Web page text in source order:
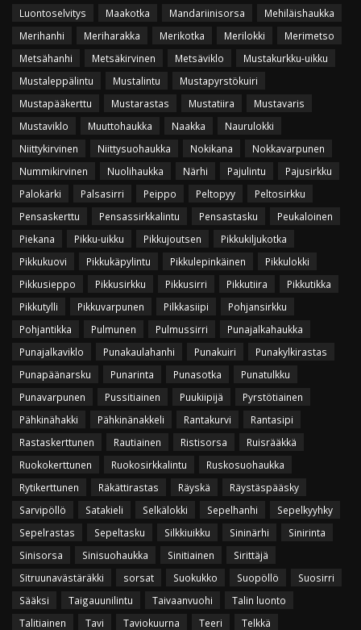
Luontoselvitys
Maakotka Mandariinisorsa
Mehiläishaukka
Merihanhi
Meriharakka Merikotka Merilokki
Merimetso
Metsähanhi
Metsäkirvinen Metsäviklo
Mustakurkku-uikku
Mustaleppälintu
Mustalintu
Mustapyrstökuiri
Mustapääkerttu
Mustarastas Mustatiira
Mustavaris
Mustaviklo
Muuttohaukka Naakka
Naurulokki
Niittykirvinen
Niittysuohaukka Nokikana
Nokkavarpunen
Nummikirvinen
Nuolihaukka Närhi Pajulintu
Pajusirkku
Palokärki
Palsasirri Peippo Peltopyy
Peltosirkku
Pensaskerttu
Pensassirkkalintu Pensastasku
Peukaloinen
Piekana
Pikku-uikku Pikkujoutsen
Pikkukiljukotka
Pikkukuovi
Pikkukäpylintu Pikkulepinkäinen
Pikkulokki
Pikkusieppo
Pikkusirkku Pikkusirri Pikkutiira
Pikkutikka
Pikkutylli
Pikkuvarpunen Pilkkasiipi
Pohjansirkku
Pohjantikka
Pulmunen Pulmussirri
Punajalkahaukka
Punajalkaviklo
Punakaulahanhi Punakuiri
Punakylkirastas
Punapäänarsku
Punarinta Punasotka
Punatulkku
Punavarpunen
Pussitiainen Puukiipijä
Pyrstötiainen
Pähkinähakki
Pähkinänakkeli Rantakurvi
Rantasipi
Rastaskerttunen
Rautiainen Ristisorsa
Ruisrääkkä
Ruokokerttunen
Ruokosirkkalintu
Ruskosuohaukka
Rytikerttunen
Räkättirastas Räyskä
Räystäspääsky
Sarvipöllö
Satakieli Selkälokki Sepelhanhi
Sepelkyyhky
Sepelrastas
Sepeltasku Silkkiuikku Sininärhi
Sinirinta
Sinisorsa
Sinisuohaukka Sinitiainen
Sirittäjä
Sitruunavästäräkki
sorsat Suokukko Suopöllö
Suosirri
Sääksi
Taigauunilintu Taivaanvuohi
Talin luonto
Talitiainen
Tavi Taviokuurna Teeri
Telkkä